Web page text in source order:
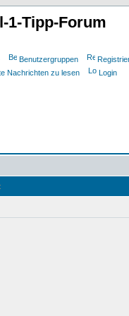
1-Tipp-Forum
Benutzergruppen
Nachrichten zu lesen Login